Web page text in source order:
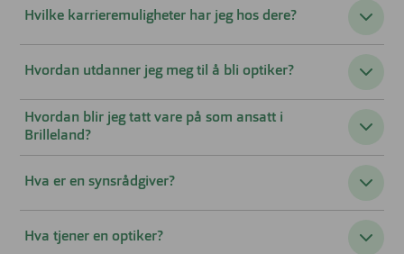
Hvilke karrieremuligheter har jeg hos dere?
Hvordan utdanner jeg meg til å bli optiker?
Hvordan blir jeg tatt vare på som ansatt i
Brilleland?
Hva er en synsrådgiver?
Hva tjener en optiker?